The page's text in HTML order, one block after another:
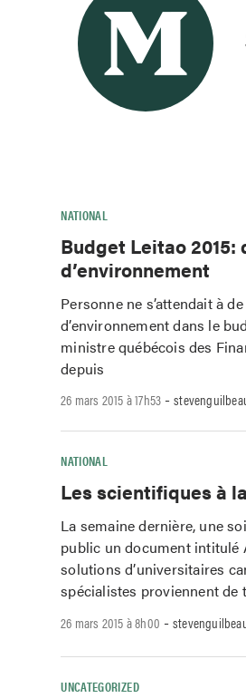
NATIONAL
Budget Leitao
d’environnement
Personne ne s’attendait à
d’environnement dans le
ministre québécois des
depuis
26 mars 2015 à 17h53 -
NATIONAL
Les scientifiques à
La semaine dernière, une
public un document intitulé
solutions d’universitaires
spécialistes proviennent de
26 mars 2015 à 8h00 -
UNCATEGORIZED